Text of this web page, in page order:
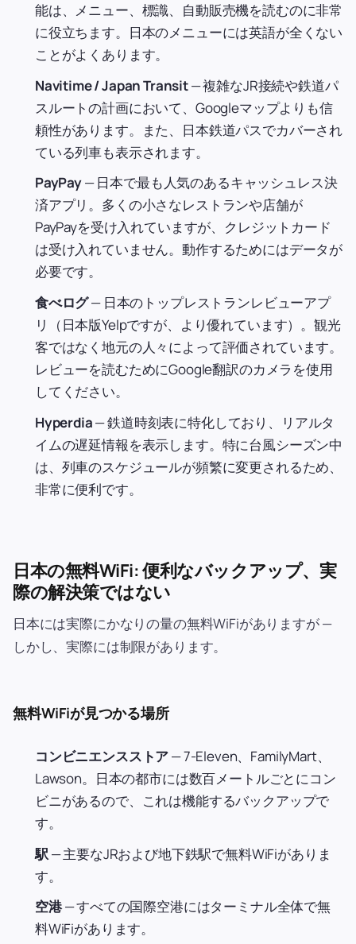
能は、メニュー、標識、自動販売機を読むのに非常
に役立ちます。日本のメニューには英語が全くない
ことがよくあります。
Navitime / Japan Transit— 複雑なJR接続や鉄道パ
スルートの計画において、Googleマップよりも信
頼性があります。また、日本鉄道パスでカバーされ
ている列車も表示されます。
PayPay— 日本で最も人気のあるキャッシュレス決
済アプリ。多くの小さなレストランや店舗が
PayPayを受け入れていますが、クレジットカード
は受け入れていません。動作するためにはデータが
必要です。
食べログ— 日本のトップレストランレビューアプ
リ（日本版Yelpですが、より優れています）。観光
客ではなく地元の人々によって評価されています。
レビューを読むためにGoogle翻訳のカメラを使用
してください。
Hyperdia— 鉄道時刻表に特化しており、リアルタ
イムの遅延情報を表示します。特に台風シーズン中
は、列車のスケジュールが頻繁に変更されるため、
非常に便利です。
日本の無料WiFi: 便利なバックアップ、実
際の解決策ではない
日本には実際にかなりの量の無料WiFiがありますが —
しかし、実際には制限があります。
無料WiFiが見つかる場所
コンビニエンスストア— 7-Eleven、FamilyMart、
Lawson。日本の都市には数百メートルごとにコン
ビニがあるので、これは機能するバックアップで
す。
駅 — 主要なJRおよび地下鉄駅で無料WiFiがありま
す。
空港— すべての国際空港にはターミナル全体で無
料WiFiがあります。